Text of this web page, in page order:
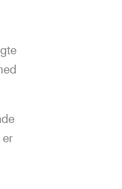
er